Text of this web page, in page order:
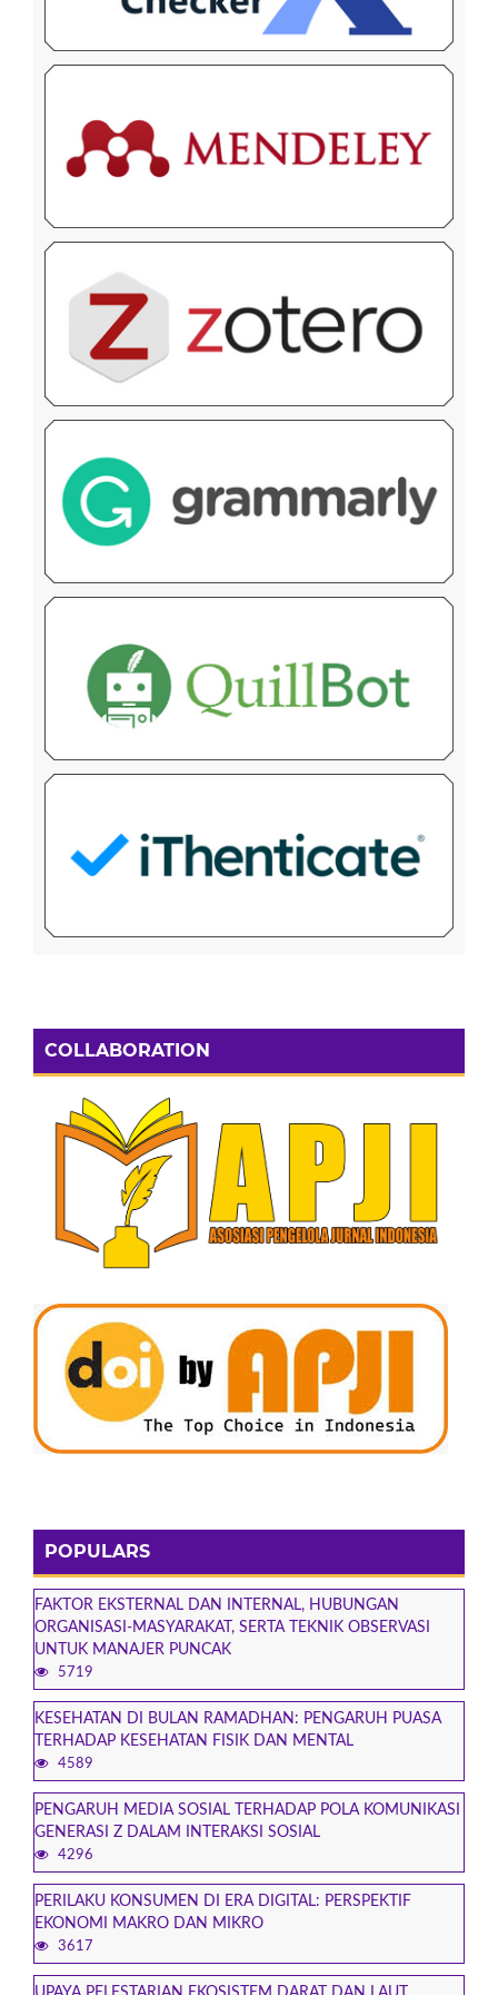
COLLABORATION
POPULARS
FAKTOR EKSTERNAL DAN INTERNAL, HUBUNGAN
ORGANISASI-MASYARAKAT, SERTA TEKNIK OBSERVASI
UNTUK MANAJER PUNCAK
5719
KESEHATAN DI BULAN RAMADHAN: PENGARUH PUASA
TERHADAP KESEHATAN FISIK DAN MENTAL
4589
PENGARUH MEDIA SOSIAL TERHADAP POLA KOMUNIKASI
GENERASI Z DALAM INTERAKSI SOSIAL
4296
PERILAKU KONSUMEN DI ERA DIGITAL: PERSPEKTIF
EKONOMI MAKRO DAN MIKRO
3617